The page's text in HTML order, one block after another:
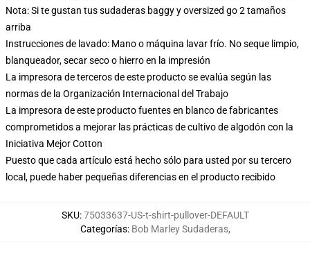
Nota: Si te gustan tus sudaderas baggy y oversized go 2 tamaños
arriba
Instrucciones de lavado: Mano o máquina lavar frío. No seque limpio,
blanqueador, secar seco o hierro en la impresión
La impresora de terceros de este producto se evalúa según las
normas de la Organización Internacional del Trabajo
La impresora de este producto fuentes en blanco de fabricantes
comprometidos a mejorar las prácticas de cultivo de algodón con la
Iniciativa Mejor Cotton
Puesto que cada artículo está hecho sólo para usted por su tercero
local, puede haber pequeñas diferencias en el producto recibido
SKU:75033637-US-t-shirt-pullover-DEFAULT
Categorías: Bob Marley Sudaderas,